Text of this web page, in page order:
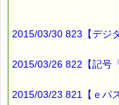
2015/03/30 823【デジ
2015/03/26 822【記号
2015/03/23 821【ｅパ